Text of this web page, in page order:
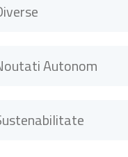
Autonom